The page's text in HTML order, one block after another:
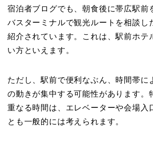
宿泊者ブログでも、朝食後に帯広駅前
バスターミナルで観光ルートを相談し
紹介されています。これは、駅前ホテ
い方といえます。
ただし、駅前で便利なぶん、時間帯に
の動きが集中する可能性があります。
重なる時間は、エレベーターや会場入
とも一般的には考えられます。